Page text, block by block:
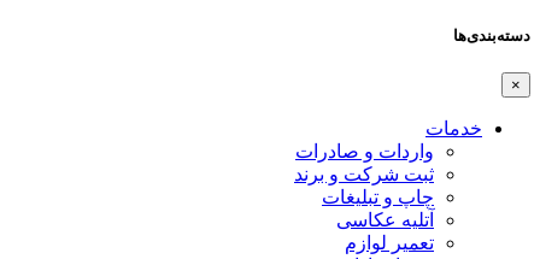
دسته‌بندی‌ها
×
خدمات
واردات و صادرات
ثبت شرکت و برند
چاپ و تبلیغات
آتلیه عکاسی
تعمیر لوازم